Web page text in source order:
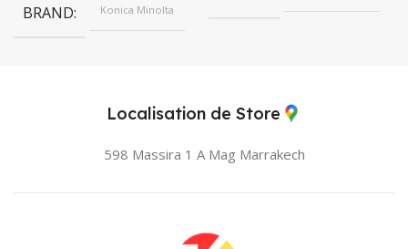
BRAND Konica Minolta
Localisation de Store
598 Massira 1 A Mag Marrakech